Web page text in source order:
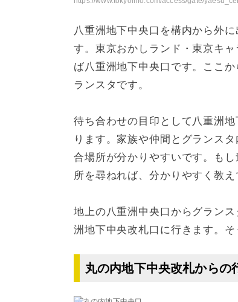
八重洲地下中央口を構内から外
す。東京おかしランド・東京キ
ば八重洲地下中央口です。ここ
ランスタです。
待ち合わせの目印として八重洲
ります。家族や仲間とグランス
合場所が分かりやすいです。も
所を尋ねれば、分かりやすく教え
地上の八重洲中央口からグラン
洲地下中央改札口に行きます。
丸の内地下中央改札からの